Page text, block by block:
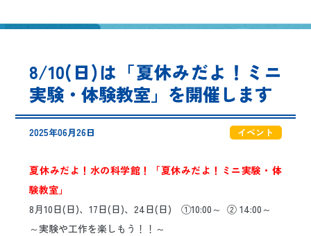
水のラーニングフィールド
お問い合わせ
日本語 ENGLISH 中文 한국어
8/10(日)は「夏休みだよ！ミニ
実験・体験教室」を開催します
2025年06月26日 イベント
夏休みだよ！水の科学館！「夏休みだよ！ミニ実験・体
験教室」
8月10日(日)、17日(日)、24日(日) ①10:00～ ② 14:00～
～実験や工作を楽しもう！！～